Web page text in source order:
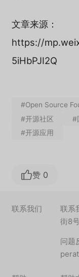
文章来源：
https://
5iHbPJI2Q
#Open Source
#开源社区
#
#开源应用
赞 0
联系我们
联系
街8
问题